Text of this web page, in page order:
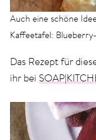
Auch eine schöne
Kaffeetafel:
Das Rezept für
ihr bei